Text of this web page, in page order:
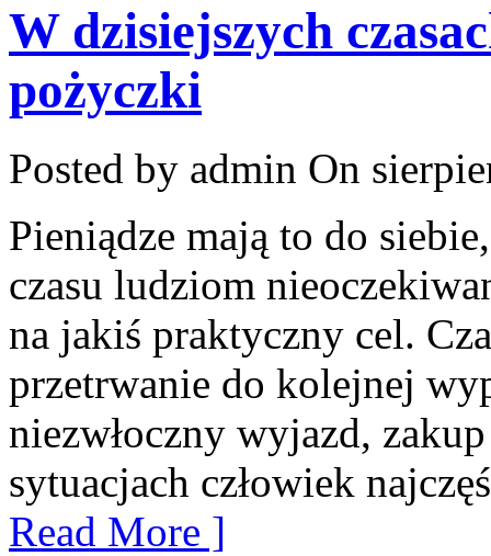
W dzisiejszych
pożyczki
Posted by admin On
Pieniądze mają to do
czasu ludziom
na jakiś praktyczny cel.
przetrwanie do kolejnej
niezwłoczny wyjazd,
sytuacjach człowiek
Read More ]